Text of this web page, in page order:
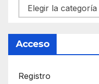
Categorías
Acceso
Registro